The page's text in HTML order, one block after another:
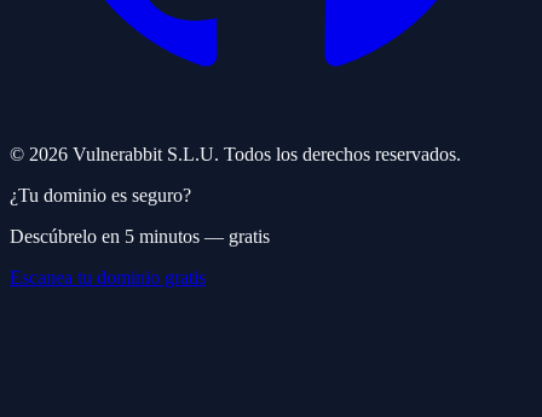
© 2026 Vulnerabbit S.L.U. Todos los derechos reservados.
¿Tu dominio es seguro?
Descúbrelo en 5 minutos — gratis
Escanea tu dominio gratis